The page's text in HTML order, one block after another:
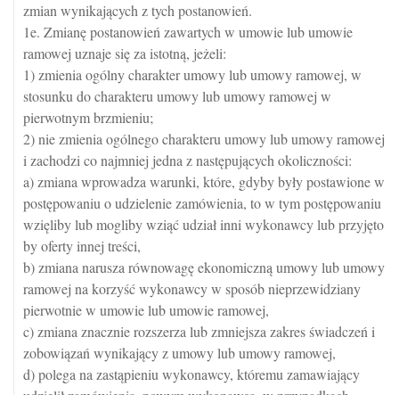
zmian wynikających z tych postanowień.
1e. Zmianę postanowień zawartych w umowie lub umowie
ramowej uznaje się za istotną, jeżeli:
1) zmienia ogólny charakter umowy lub umowy ramowej, w
stosunku do charakteru umowy lub umowy ramowej w
pierwotnym brzmieniu;
2) nie zmienia ogólnego charakteru umowy lub umowy ramowej
i zachodzi co najmniej jedna z następujących okoliczności:
a) zmiana wprowadza warunki, które, gdyby były postawione w
postępowaniu o udzielenie zamówienia, to w tym postępowaniu
wzięliby lub mogliby wziąć udział inni wykonawcy lub przyjęto
by oferty innej treści,
b) zmiana narusza równowagę ekonomiczną umowy lub umowy
ramowej na korzyść wykonawcy w sposób nieprzewidziany
pierwotnie w umowie lub umowie ramowej,
c) zmiana znacznie rozszerza lub zmniejsza zakres świadczeń i
zobowiązań wynikający z umowy lub umowy ramowej,
d) polega na zastąpieniu wykonawcy, któremu zamawiający